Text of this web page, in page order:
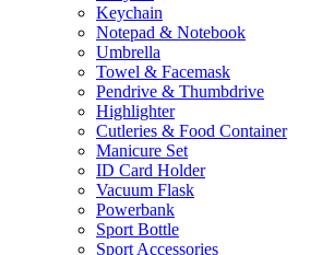
Keychain
Notepad & Notebook
Umbrella
Towel & Facemask
Pendrive & Thumbdrive
Highlighter
Cutleries & Food Container
Manicure Set
ID Card Holder
Vacuum Flask
Powerbank
Sport Bottle
Sport Accessories